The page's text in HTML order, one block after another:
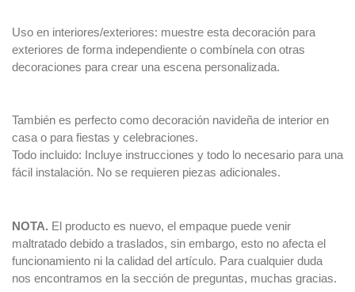
Uso en interiores/exteriores: muestre esta decoración para
exteriores de forma independiente o combínela con otras
decoraciones para crear una escena personalizada.
También es perfecto como decoración navideña de interior en
casa o para fiestas y celebraciones.
Todo incluido: Incluye instrucciones y todo lo necesario para una
fácil instalación. No se requieren piezas adicionales.
NOTA. El producto es nuevo, el empaque puede venir
maltratado debido a traslados, sin embargo, esto no afecta el
funcionamiento ni la calidad del artículo. Para cualquier duda
nos encontramos en la sección de preguntas, muchas gracias.